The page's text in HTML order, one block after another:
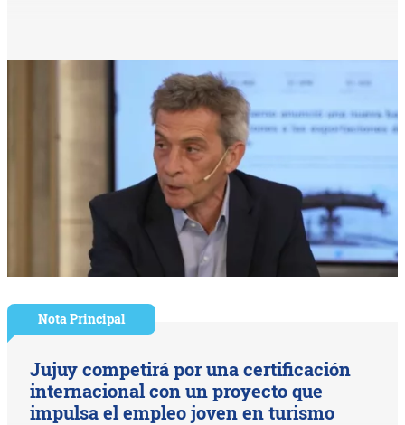
Nota Principal
Jujuy competirá por una certificación
internacional con un proyecto que
impulsa el empleo joven en turismo